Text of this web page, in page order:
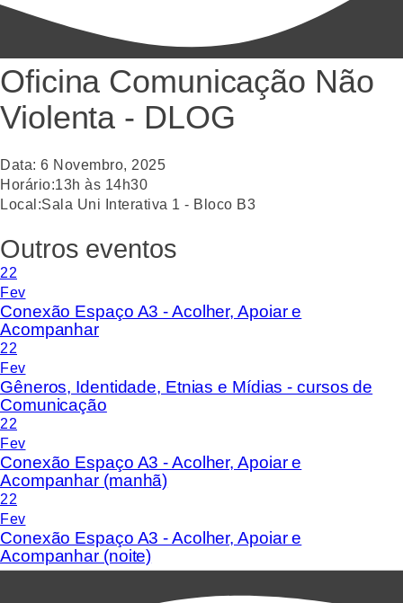
Oficina Comunicação Não
Violenta - DLOG
Data: 6 Novembro, 2025
Horário:13h às 14h30
Local:Sala Uni Interativa 1 - Bloco B3
Outros eventos
22
Fev
Conexão Espaço A3 - Acolher, Apoiar e
Acompanhar
22
Fev
Gêneros, Identidade, Etnias e Mídias - cursos de
Comunicação
22
Fev
Conexão Espaço A3 - Acolher, Apoiar e
Acompanhar (manhã)
22
Fev
Conexão Espaço A3 - Acolher, Apoiar e
Acompanhar (noite)